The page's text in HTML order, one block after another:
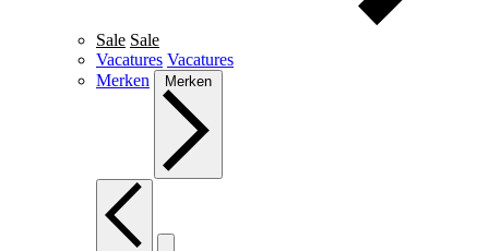
Sale Sale
Vacatures Vacatures
Merken
Merken